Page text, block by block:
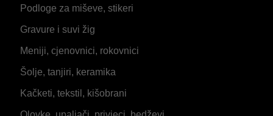
Podloge za miševe, stikeri
Gravure i suvi žig
Meniji, cjenovnici, rokovnici
Šolje, tanjiri, keramika
Kačketi, tekstil, kišobrani